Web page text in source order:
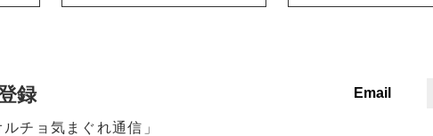
録
チョ気まぐれ通信」
Email